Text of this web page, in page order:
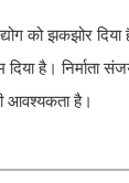
को झकझोर
है। निर्माता
आवश्यकता है।